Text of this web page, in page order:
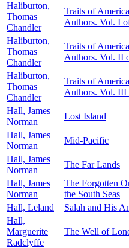
Haliburton,
Thomas
Chandler
Traits of
Authors. Vol. I
Haliburton,
Thomas
Chandler
Traits of
Authors. Vol. II
Haliburton,
Thomas
Chandler
Traits of
Authors. Vol.
Hall, James
Norman
Lost Island
Hall, James
Norman
Mid-Pacific
Hall, James
Norman
The Far Lands
Hall, James
Norman
The Forgotten
the South Seas
Hall, Leland
Salah and His
Hall,
Marguerite
Radclyffe
The Well of